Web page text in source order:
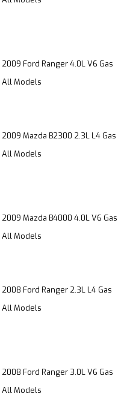
2009 Ford Ranger 4.0L V6 Gas
All Models
2009 Mazda B2300 2.3L L4 Gas
All Models
2009 Mazda B4000 4.0L V6 Gas
All Models
2008 Ford Ranger 2.3L L4 Gas
All Models
2008 Ford Ranger 3.0L V6 Gas
All Models